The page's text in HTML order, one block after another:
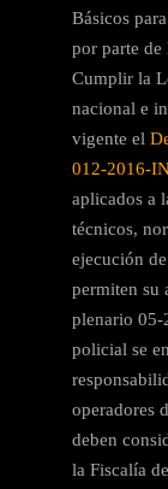
Básicos
por parte de
Cumplir la
nacional e
vigente el
012-2016-
aplicados a
técnicos,
ejecución
permiten su
plenario 05-
policial se
operadores
deben
la Fiscalía